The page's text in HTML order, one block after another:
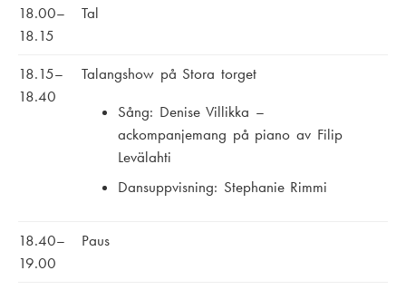
18.00–
18.15
Tal
18.15–
18.40
Talangshow på Stora torget
Sång: Denise Villikka –
ackompanjemang på piano av Filip
Levälahti
Dansuppvisning: Stephanie Rimmi
18.40–
19.00
Paus